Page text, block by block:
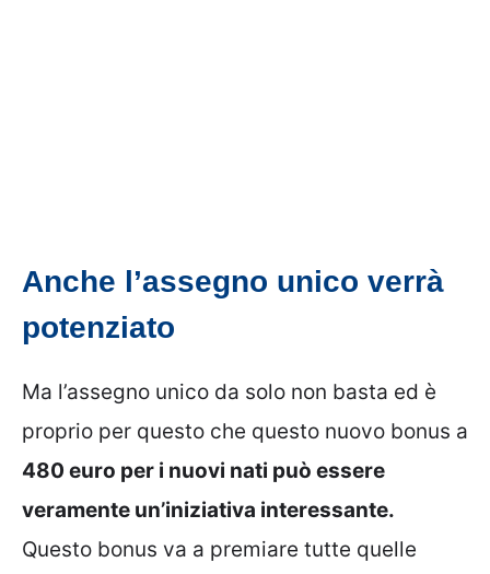
Anche l’assegno unico verrà
potenziato
Ma l’assegno unico da solo non basta ed è
proprio per questo che questo nuovo bonus a
480 euro per i nuovi nati può essere
veramente un’iniziativa interessante.
Questo bonus va a premiare tutte quelle